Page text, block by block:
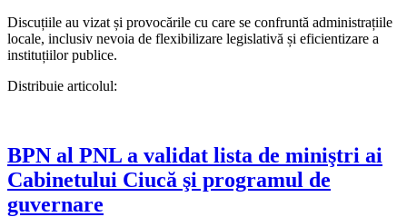
Discuțiile au vizat și provocările cu care se confruntă administrațiile
locale, inclusiv nevoia de flexibilizare legislativă și eficientizare a
instituțiilor publice.
Distribuie articolul:
BPN al PNL a validat lista de miniştri ai
Cabinetului Ciucă şi programul de
guvernare